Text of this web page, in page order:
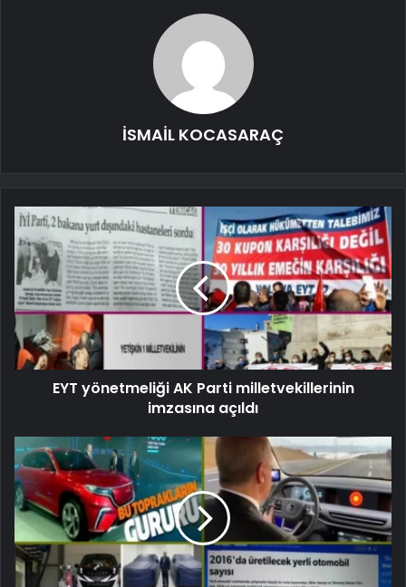
İSMAİL KOCASARAÇ
EYT yönetmeliği AK Parti milletvekillerinin
imzasına açıldı